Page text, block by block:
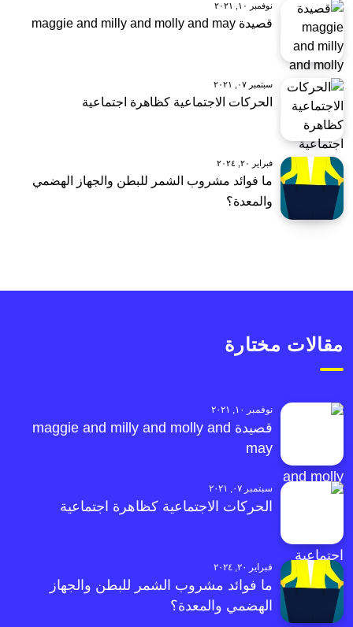
نوفمبر ١٠, ٢٠٢١
قصيدة maggie and milly and molly and may
سبتمبر ٠٧, ٢٠٢١
الحركات الاجتماعية كظاهرة اجتماعية
فبراير ٢٠, ٢٠٢٤
ما فوائد مشروب الشمر للبطن والجهاز الهضمي
والمعدة؟
مقالات مختارة
نوفمبر ١٠, ٢٠٢١
قصيدة maggie and milly and molly and
may
سبتمبر ٠٧, ٢٠٢١
الحركات الاجتماعية كظاهرة اجتماعية
فبراير ٢٠, ٢٠٢٤
ما فوائد مشروب الشمر للبطن والجهاز
الهضمي والمعدة؟